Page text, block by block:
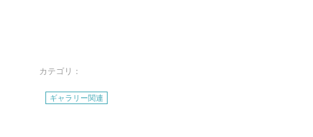
カテゴリ：
ギャラリー関連